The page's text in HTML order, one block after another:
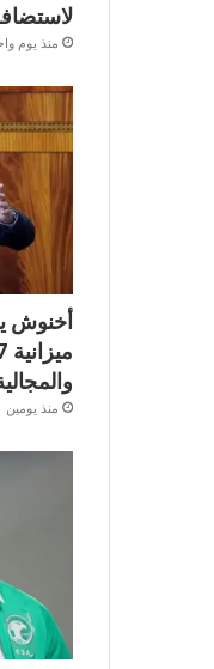
لاستضافة
منذ يوم
أخنوش
منذ يومين